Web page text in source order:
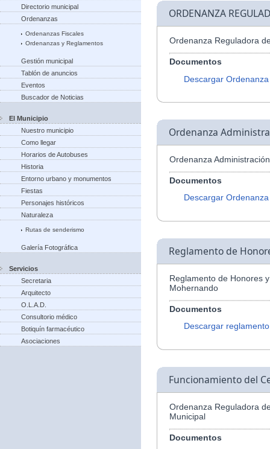
Directorio municipal
Ordenanzas
Ordenanzas Fiscales
Ordenanzas y Reglamentos
Gestión municipal
Tablón de anuncios
Eventos
Buscador de Noticias
El Municipio
Nuestro municipio
Como llegar
Horarios de Autobuses
Historia
Entorno urbano y monumentos
Fiestas
Personajes históricos
Naturaleza
Rutas de senderismo
Galería Fotográfica
Servicios
Secretaria
Arquitecto
O.L.A.D.
Consultorio médico
Botiquín farmacéutico
Asociaciones
ORDENANZA
Ordenanza Reguladora
Documentos
Descargar Ordenanza
Ordenanza
Ordenanza
Documentos
Descargar Ordenanza
Reglamento de
Reglamento de Honores
Mohernando
Documentos
Descargar reglamento
Funcionamiento del
Ordenanza Reguladora
Municipal
Documentos